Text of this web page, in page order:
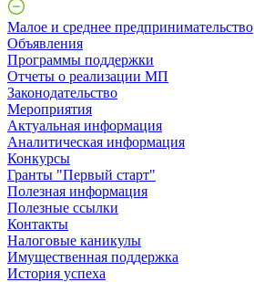
Малое и среднее предпринимательство
Объявления
Программы поддержки
Отчеты о реализации МП
Законодательство
Мероприятия
Актуальная информация
Аналитическая информация
Конкурсы
Гранты "Первый старт"
Полезная информация
Полезные ссылки
Контакты
Налоговые каникулы
Имущественная поддержка
История успеха